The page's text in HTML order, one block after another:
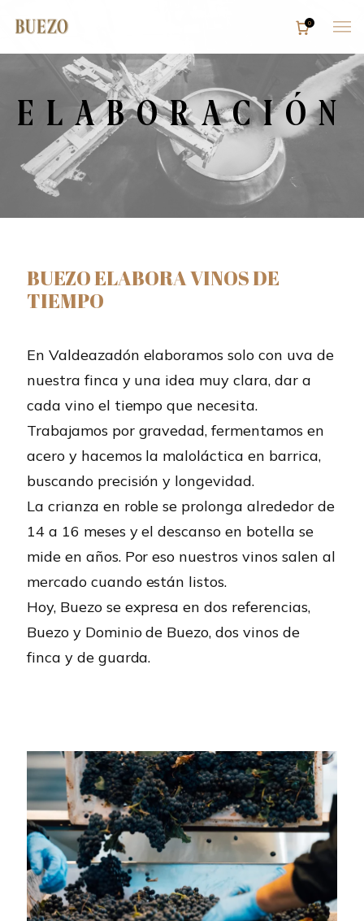
Bodega
Tienda
Enoturismo
Restaurante
Reservas
0
ELABORACIÓN
BUEZO ELABORA VINOS DE
TIEMPO
En Valdeazadón elaboramos solo con uva de
nuestra finca y una idea muy clara, dar a
cada vino el tiempo que necesita.
Trabajamos por gravedad, fermentamos en
acero y hacemos la maloláctica en barrica,
buscando precisión y longevidad.
La crianza en roble se prolonga alrededor de
14 a 16 meses y el descanso en botella se
mide en años. Por eso nuestros vinos salen al
mercado cuando están listos.
Hoy, Buezo se expresa en dos referencias,
Buezo y Dominio de Buezo, dos vinos de
finca y de guarda.